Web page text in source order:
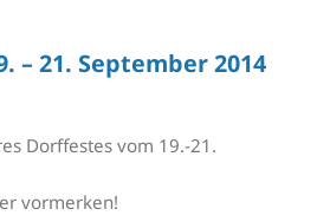
– 21. September 2014
Dorffestes vom 19.-21.
vormerken!